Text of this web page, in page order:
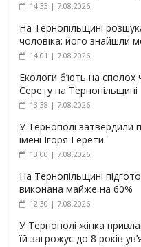
14:33 | 7.08.2026
На Тернопільщині
чоловіка: його знайшли
14:01 | 7.08.2026
Екологи б’ють на
Серету на Тернопільщині
13:38 | 7.08.2026
У Тернополі затвердили
імені Ігоря Герети
13:00 | 7.08.2026
На Тернопільщині
виконана майже на 60%
12:30 | 7.08.2026
У Тернополі жінка
їй загрожує до 8 років